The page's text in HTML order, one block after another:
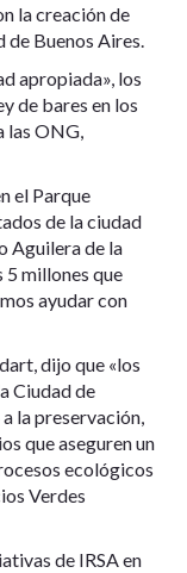
la creación de
de Buenos Aires.
apropiada», los
de bares en los
las ONG,
el Parque
de la ciudad
Aguilera de la
5 millones que
ayudar con
dijo que «los
Ciudad de
la preservación,
que aseguren un
ecológicos
Verdes
de IRSA en